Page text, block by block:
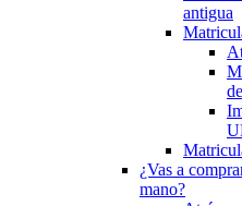
antigua
¿Vas a
mano?